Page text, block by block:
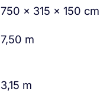
750 × 315 × 150 cm
7,50 m
3,15 m